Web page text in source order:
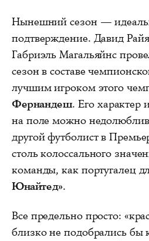
Нынешний сезон —
подтверждение. Давид
Габриэль Магальяйнс
сезон в составе
лучшим игроком этого
Фернандеш. Его характер
на поле можно
другой футболист в
столь колоссального
команды, как португалец
Юнайтед».
Все предельно просто:
близко не подобрались бы